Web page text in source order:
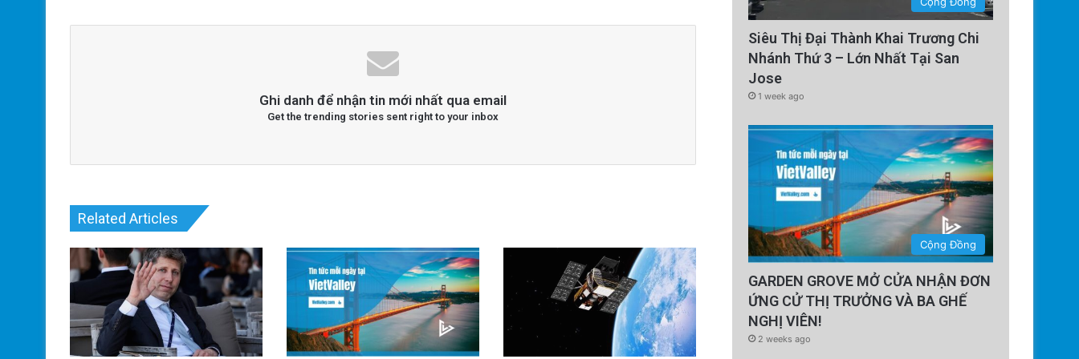
Ghi danh để nhận tin mới nhất qua email
Get the trending stories sent right to your inbox
Related Articles
Siêu Thị Đại Thành Khai Trương Chi
Nhánh Thứ 3 – Lớn Nhất Tại San
Jose
1 week ago
Cộng Đồng
GARDEN GROVE MỞ CỬA NHẬN ĐƠN
ỨNG CỬ THỊ TRƯỞNG VÀ BA GHẾ
NGHỊ VIÊN!
2 weeks ago